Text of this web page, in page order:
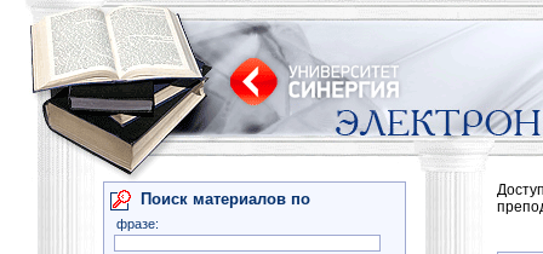
Поиск материалов по
фразе: